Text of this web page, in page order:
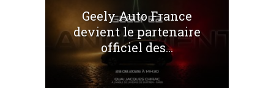
Geely Auto France
devient le partenaire
officiel des...